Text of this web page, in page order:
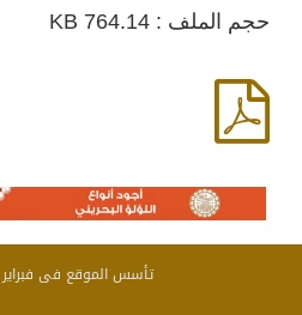
حجم الملف : 764.14 KB
تأسس الموقع فى فبراير 2001 ميلادى